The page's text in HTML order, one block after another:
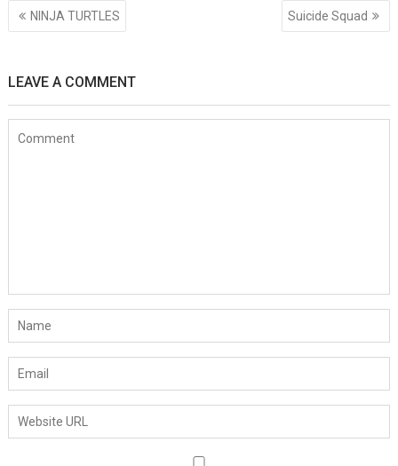
Post
navigation
NINJA TURTLES Suicide Squad
LEAVE A COMMENT